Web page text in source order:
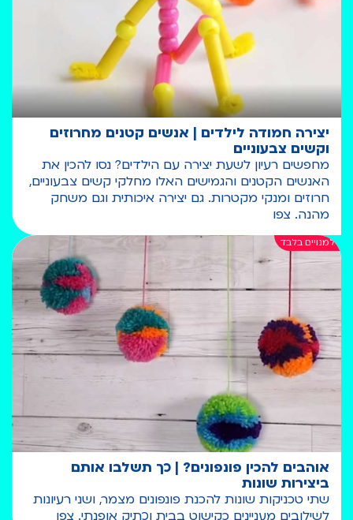
יצירה חמודה לילדים | אנשים קטנים מחרוזים
וקשים צבעוניים
מחפשים רעיון לשעת יצירה עם הילדים? נסו להכין את
האנשים הקטנים והגמישים האלו מחלקי קשים צבעוניים,
חרוזים ומנקי מקטרות. גם יצירה איכותית וגם משחק
מהנה. צפו
אוהבים להכין פונפונים? | כך תשלבו אותם
ביצירות שונות
שתי טכניקות שונות להכנת פונפונים מצמר, ושני רעיונות
לשילובים מעניינים כקישוט בבית וכתיק אופנתי. צפו